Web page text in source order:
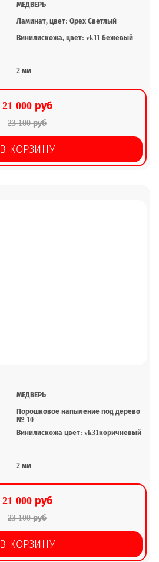
МЕДВЕРЬ
Ламинат, цвет: Орех Светлый
Винилискожа, цвет: vk11 бежевый
–
2 мм
21 000 руб
23 100 руб
В КОРЗИНУ
МЕДВЕРЬ
Порошковое напыление под дерево
№ 10
Винилискожа цвет: vk31коричневый
–
2 мм
21 000 руб
23 100 руб
В КОРЗИНУ